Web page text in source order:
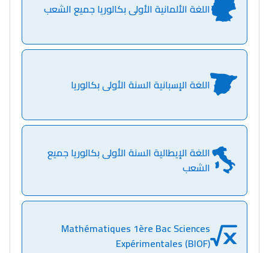
اللغة الألمانية الأولى بكالوريا جميع الشعب
اللغة الإسبانية السنة الأولى بكالوريا
اللغة الإيطالية السنة الأولى بكالوريا جميع
الشعب
Mathématiques 1ère Bac Sciences
Expérimentales (BIOF)